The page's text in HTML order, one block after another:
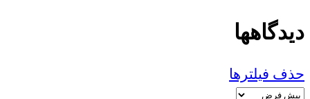
دیدگاهها
حذف فیلترها